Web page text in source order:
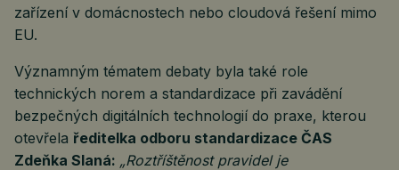
zařízení v domácnostech nebo cloudová řešení mimo
EU.
Významným tématem debaty byla také role
technických norem a standardizace při zavádění
bezpečných digitálních technologií do praxe, kterou
otevřela ředitelka odboru standardizace ČAS
Zdeňka Slaná: „Roztříštěnost pravidel je